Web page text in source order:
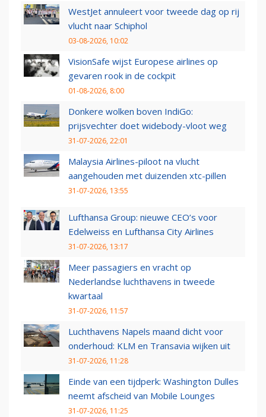
WestJet annuleert voor tweede dag op rij
vlucht naar Schiphol
03-08-2026, 10:02
VisionSafe wijst Europese airlines op
gevaren rook in de cockpit
01-08-2026, 8:00
Donkere wolken boven IndiGo:
prijsvechter doet widebody-vloot weg
31-07-2026, 22:01
Malaysia Airlines-piloot na vlucht
aangehouden met duizenden xtc-pillen
31-07-2026, 13:55
Lufthansa Group: nieuwe CEO’s voor
Edelweiss en Lufthansa City Airlines
31-07-2026, 13:17
Meer passagiers en vracht op
Nederlandse luchthavens in tweede
kwartaal
31-07-2026, 11:57
Luchthavens Napels maand dicht voor
onderhoud: KLM en Transavia wijken uit
31-07-2026, 11:28
Einde van een tijdperk: Washington Dulles
neemt afscheid van Mobile Lounges
31-07-2026, 11:25